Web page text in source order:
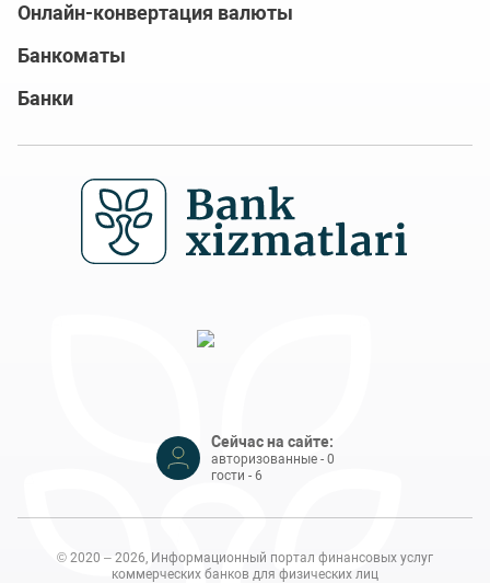
Онлайн-конвертация валюты
Банкоматы
Банки
Сейчас на сайте:
авторизованные - 0
гости - 6
© 2020 – 2026, Информационный портал финансовых услуг
коммерческих банков для физических лиц